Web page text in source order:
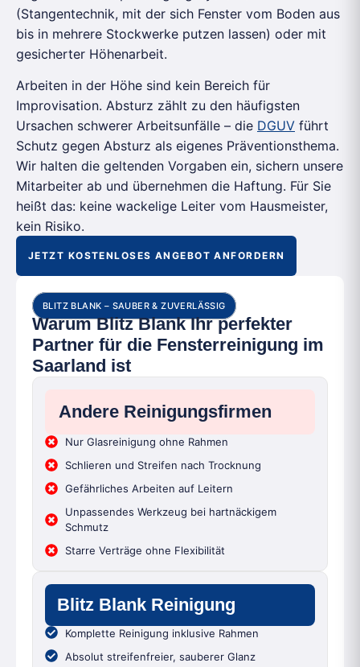
(Stangentechnik, mit der sich Fenster vom Boden aus
bis in mehrere Stockwerke putzen lassen) oder mit
gesicherter Höhenarbeit.
Arbeiten in der Höhe sind kein Bereich für
Improvisation. Absturz zählt zu den häufigsten
Ursachen schwerer Arbeitsunfälle – die DGUV führt
Schutz gegen Absturz als eigenes Präventionsthema.
Wir halten die geltenden Vorgaben ein, sichern unsere
Mitarbeiter ab und übernehmen die Haftung. Für Sie
heißt das: keine wackelige Leiter vom Hausmeister,
kein Risiko.
JETZT KOSTENLOSES ANGEBOT ANFORDERN
BLITZ BLANK – SAUBER & ZUVERLÄSSIG
Warum Blitz Blank Ihr perfekter
Partner für die Fensterreinigung im
Saarland ist
Andere Reinigungsfirmen
Nur Glasreinigung ohne Rahmen
Schlieren und Streifen nach Trocknung
Gefährliches Arbeiten auf Leitern
Unpassendes Werkzeug bei hartnäckigem
Schmutz
Starre Verträge ohne Flexibilität
Blitz Blank Reinigung
Komplette Reinigung inklusive Rahmen
Absolut streifenfreier, sauberer Glanz